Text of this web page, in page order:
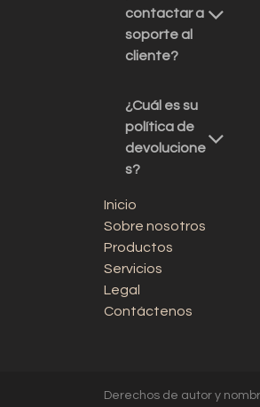
contactar a
soporte al
cliente?
¿Cuál es su
política de
devolucione
s?
Inicio
Sobre nosotros
Productos
Servicios
Legal
Contáctenos
Derechos de autor y